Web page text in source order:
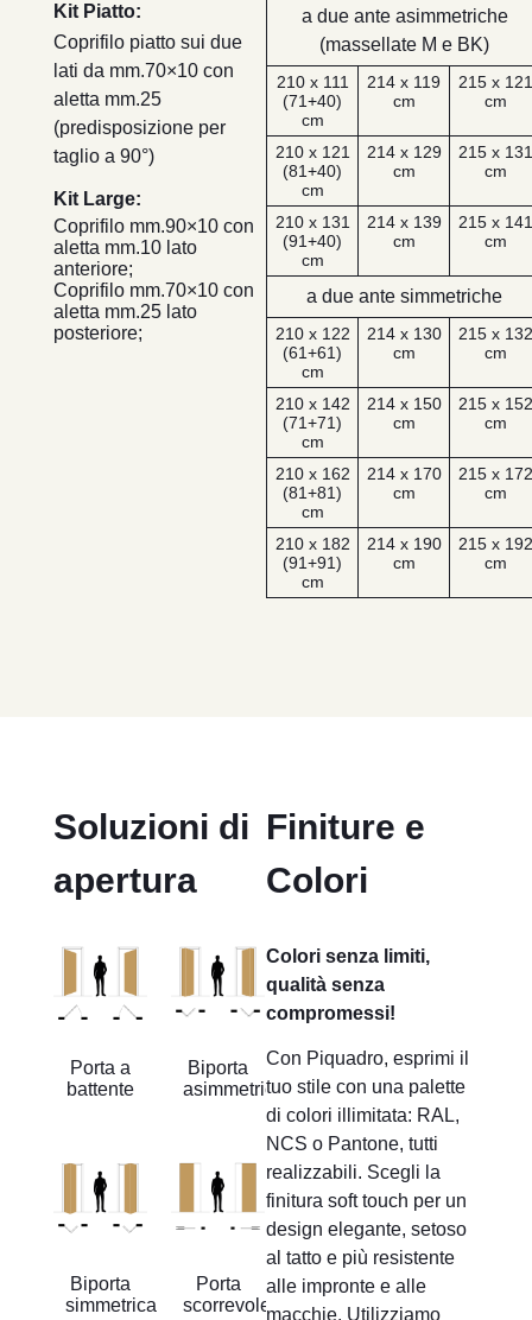
a due ante asimmetriche
(massellate M e BK)
210 x 111
(71+40)
cm
214 x 119
cm
215 x
cm
210 x 121
(81+40)
cm
214 x 129
cm
215 x
cm
210 x 131
(91+40)
cm
214 x 139
cm
215 x
cm
a due ante simmetriche
210 x 122
(61+61)
cm
214 x 130
cm
215 x
cm
210 x 142
(71+71)
cm
214 x 150
cm
215 x
cm
210 x 162
(81+81)
cm
214 x 170
cm
215 x
cm
210 x 182
(91+91)
cm
214 x 190
cm
215 x
cm
Kit Piatto:
Coprifilo piatto sui due
lati da mm.70×10 con
aletta mm.25
(predisposizione per
taglio a 90°)
Kit Large:
Coprifilo mm.90×10 con
aletta mm.10 lato
anteriore;
Coprifilo mm.70×10 con
aletta mm.25 lato
posteriore;
Soluzioni di
apertura
Porta a
battente
Biporta
asimmetrica
Biporta
simmetrica
Porta
scorrevole
Finiture e
Colori
Colori senza limiti,
qualità senza
compromessi!
Con Piquadro, esprimi il
tuo stile con una palette
di colori illimitata: RAL,
NCS o Pantone, tutti
realizzabili. Scegli la
finitura soft touch per un
design elegante, setoso
al tatto e più resistente
alle impronte e alle
macchie. Utilizziamo